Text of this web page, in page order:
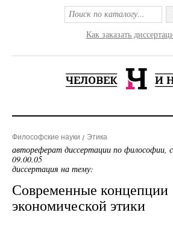
Как заказать
Философские науки Этика
автореферат диссертации по философии,
09.00.05
диссертация на тему:
Современные концепции
экономической этики